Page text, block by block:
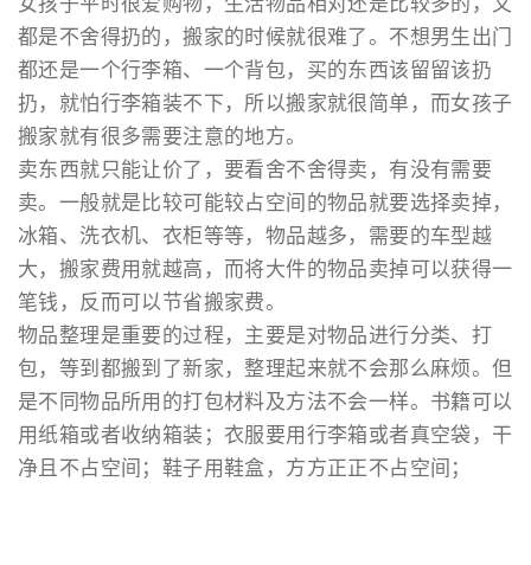
都是不舍得扔的，搬家的时候就很难了。不想男生出门
都还是一个行李箱、一个背包，买的东西该留留该扔
扔，就怕行李箱装不下，所以搬家就很简单，而女孩子
搬家就有很多需要注意的地方。
卖东西就只能让价了，要看舍不舍得卖，有没有需要
卖。一般就是比较可能较占空间的物品就要选择卖掉，
冰箱、洗衣机、衣柜等等，物品越多，需要的车型越
大，搬家费用就越高，而将大件的物品卖掉可以获得一
笔钱，反而可以节省搬家费。
物品整理是重要的过程，主要是对物品进行分类、打
包，等到都搬到了新家，整理起来就不会那么麻烦。但
是不同物品所用的打包材料及方法不会一样。书籍可以
用纸箱或者收纳箱装；衣服要用行李箱或者真空袋，干
净且不占空间；鞋子用鞋盒，方方正正不占空间；